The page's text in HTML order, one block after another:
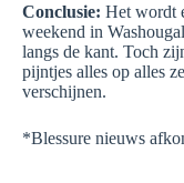
Conclusie: Het wordt
weekend in
langs de kant. Toch
pijntjes alles op alles
verschijnen.
*Blessure nieuws